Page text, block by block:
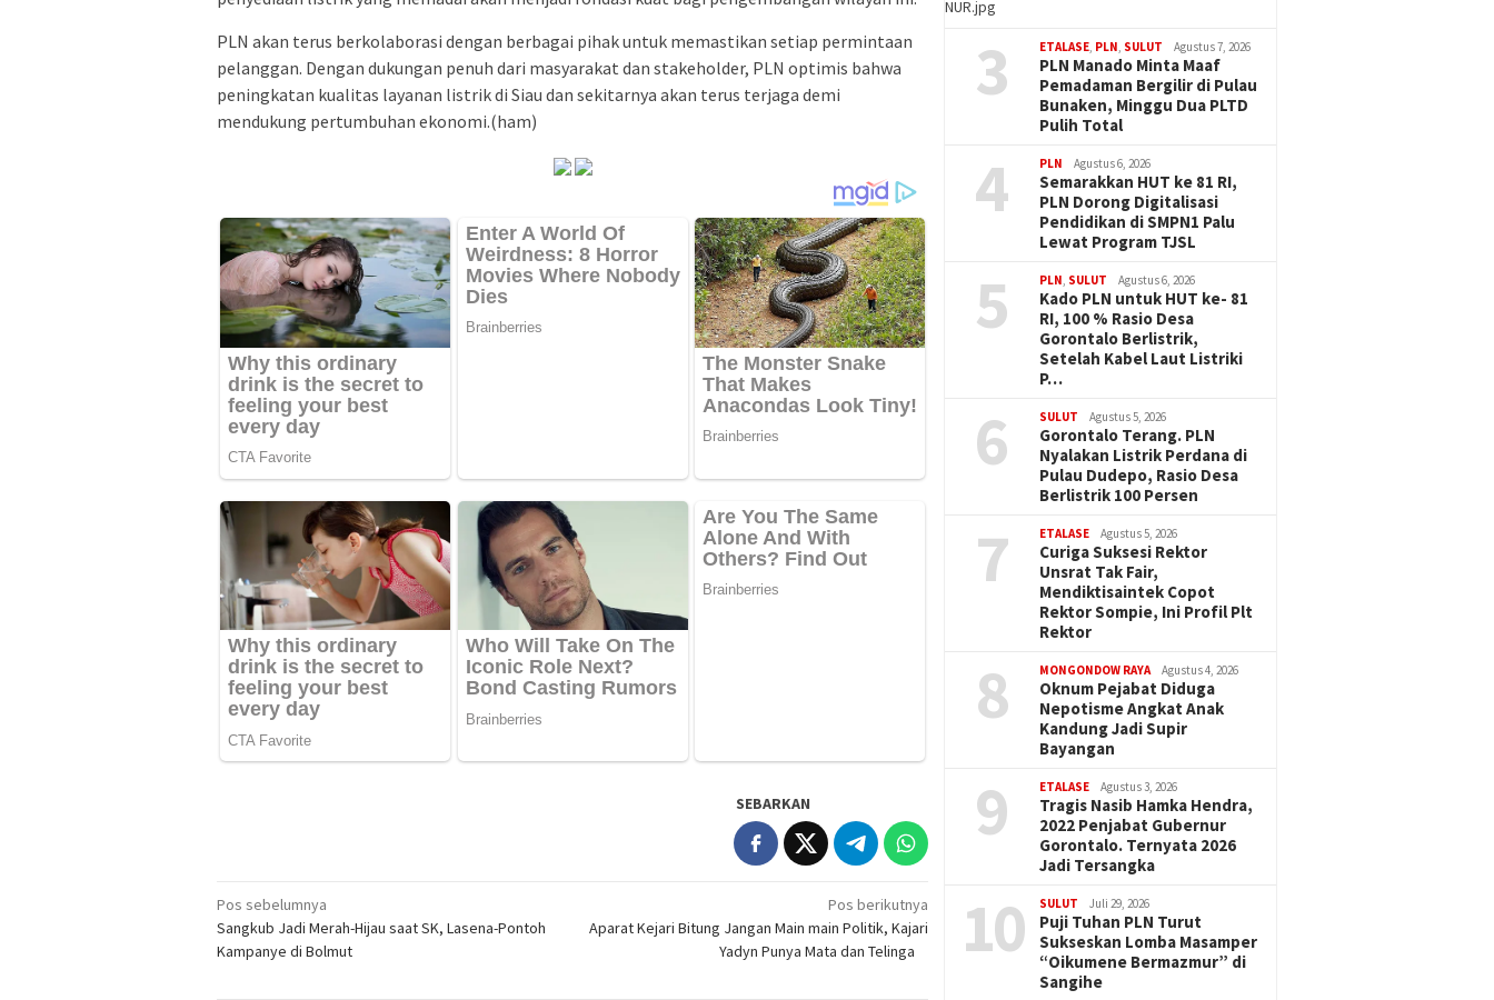
PLN akan terus berkolaborasi dengan berbagai pihak untuk memastikan setiap permintaan
pelanggan. Dengan dukungan penuh dari masyarakat dan stakeholder, PLN optimis bahwa
peningkatan kualitas layanan listrik di Siau dan sekitarnya akan terus terjaga demi
mendukung pertumbuhan ekonomi.(ham)
SEBARKAN
Navigasi
pos
Pos sebelumnya
Sangkub Jadi Merah-Hijau saat SK, Lasena-Pontoh
Kampanye di Bolmut
Pos berikutnya
Aparat Kejari Bitung Jangan Main main Politik, Kajari
Yadyn Punya Mata dan Telinga
NUR.jpg
3 ETALASE PLN SULUT Agustus 7, 2026
PLN Manado Minta Maaf
Pemadaman Bergilir di Pulau
Bunaken, Minggu Dua PLTD
Pulih Total
4 PLN Agustus 6, 2026
Semarakkan HUT ke 81 RI,
PLN Dorong Digitalisasi
Pendidikan di SMPN1 Palu
Lewat Program TJSL
5 PLN SULUT Agustus 6, 2026
Kado PLN untuk HUT ke- 81
RI, 100 % Rasio Desa
Gorontalo Berlistrik,
Setelah Kabel Laut Listriki
P…
6 SULUT Agustus 5, 2026
Gorontalo Terang. PLN
Nyalakan Listrik Perdana di
Pulau Dudepo, Rasio Desa
Berlistrik 100 Persen
7 ETALASE Agustus 5, 2026
Curiga Suksesi Rektor
Unsrat Tak Fair,
Mendiktisaintek Copot
Rektor Sompie, Ini Profil Plt
Rektor
8 MONGONDOW RAYA Agustus 4, 2026
Oknum Pejabat Diduga
Nepotisme Angkat Anak
Kandung Jadi Supir
Bayangan
9 ETALASE Agustus 3, 2026
Tragis Nasib Hamka Hendra,
2022 Penjabat Gubernur
Gorontalo. Ternyata 2026
Jadi Tersangka
10 SULUT Juli 29, 2026
Puji Tuhan PLN Turut
Sukseskan Lomba Masamper
“Oikumene Bermazmur” di
Sangihe